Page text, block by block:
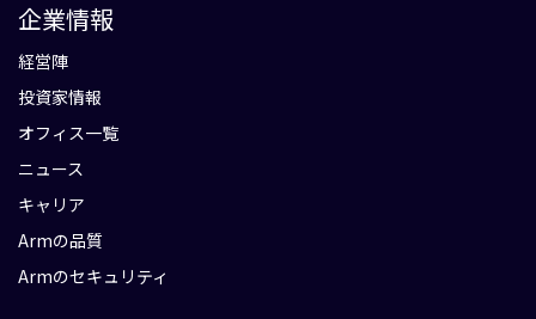
企業情報
経営陣
投資家情報
オフィス一覧
ニュース
キャリア
Armの品質
Armのセキュリティ